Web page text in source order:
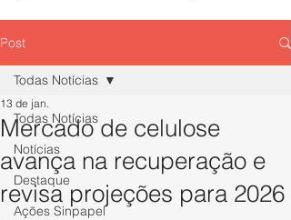
Post
Todas Notícias
Notícias
Destaque
Ações Sinpapel
Todas Notícias
Mercado de celulose
avança na recuperação e
revisa projeções para 2026
13 de jan.